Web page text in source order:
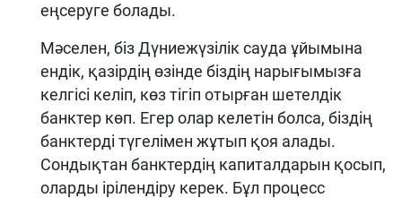
еңсеруге болады.
Мәселен, біз Дүниежүзілік сауда ұйымына
ендік, қазірдің өзінде біздің нарығымызға
келгісі келіп, көз тігіп отырған шетелдік
банктер көп. Егер олар келетін болса, біздің
банктерді түгелімен жұтып қоя алады.
Сондықтан банктердің капиталдарын қосып,
оларды ірілендіру керек. Бұл процесс